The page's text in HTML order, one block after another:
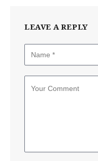
LEAVE A REPLY